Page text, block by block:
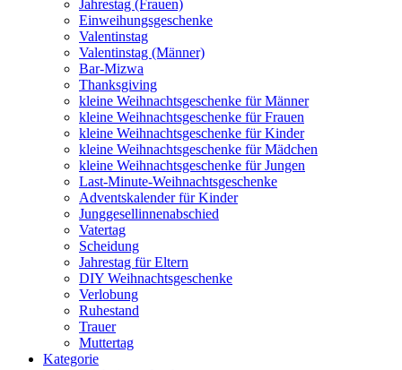
Jahrestag (Frauen)
Einweihungsgeschenke
Valentinstag
Valentinstag (Männer)
Bar-Mizwa
Thanksgiving
kleine Weihnachtsgeschenke für Männer
kleine Weihnachtsgeschenke für Frauen
kleine Weihnachtsgeschenke für Kinder
kleine Weihnachtsgeschenke für Mädchen
kleine Weihnachtsgeschenke für Jungen
Last-Minute-Weihnachtsgeschenke
Adventskalender für Kinder
Junggesellinnenabschied
Vatertag
Scheidung
Jahrestag für Eltern
DIY Weihnachtsgeschenke
Verlobung
Ruhestand
Trauer
Muttertag
Kategorie